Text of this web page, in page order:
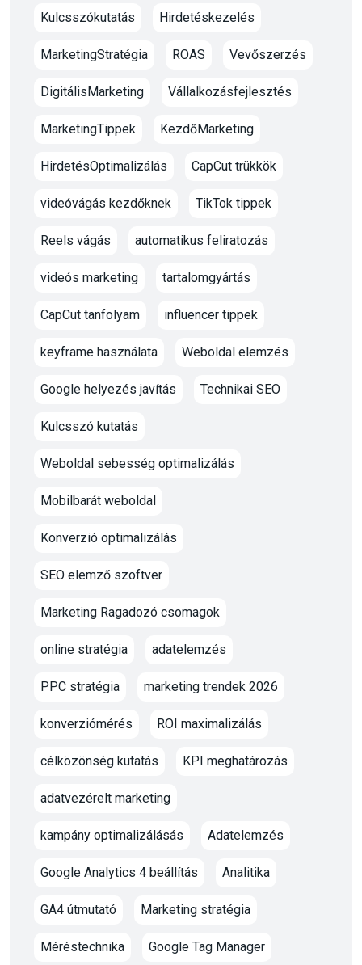
Kulcsszókutatás Hirdetéskezelés
MarketingStratégia ROAS Vevőszerzés
DigitálisMarketing Vállalkozásfejlesztés
MarketingTippek KezdőMarketing
HirdetésOptimalizálás CapCut trükkök
videóvágás kezdőknek TikTok tippek
Reels vágás automatikus feliratozás
videós marketing tartalomgyártás
CapCut tanfolyam influencer tippek
keyframe használata Weboldal elemzés
Google helyezés javítás Technikai SEO
Kulcsszó kutatás
Weboldal sebesség optimalizálás
Mobilbarát weboldal
Konverzió optimalizálás
SEO elemző szoftver
Marketing Ragadozó csomagok
online stratégia adatelemzés
PPC stratégia marketing trendek 2026
konverziómérés ROI maximalizálás
célközönség kutatás KPI meghatározás
adatvezérelt marketing
kampány optimalizálásás Adatelemzés
Google Analytics 4 beállítás Analitika
GA4 útmutató Marketing stratégia
Méréstechnika Google Tag Manager